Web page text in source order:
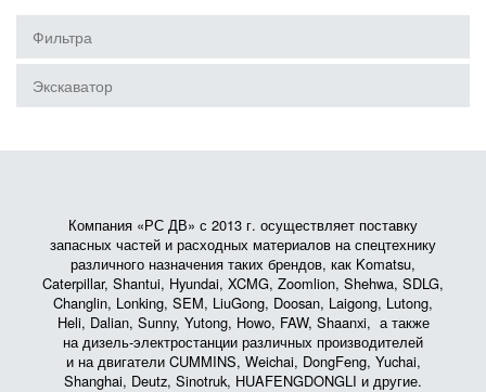
Фильтра
Экскаватор
Компания «РС ДВ» с 2013 г. осуществляет поставку
запасных частей и расходных материалов на спецтехнику
различного назначения таких брендов, как Komatsu,
Caterpillar, Shantui, Hyundai, XCMG, Zoomlion, Shehwa, SDLG,
Changlin, Lonking, SEM, LiuGong, Doosan, Laigong, Lutong,
Heli, Dalian, Sunny, Yutong, Howo, FAW, Shaanxi, а также
на дизель-электростанции различных производителей
и на двигатели CUMMINS, Weichai, DongFeng, Yuchai,
Shanghai, Deutz, Sinotruk, HUAFENGDONGLI и другие.